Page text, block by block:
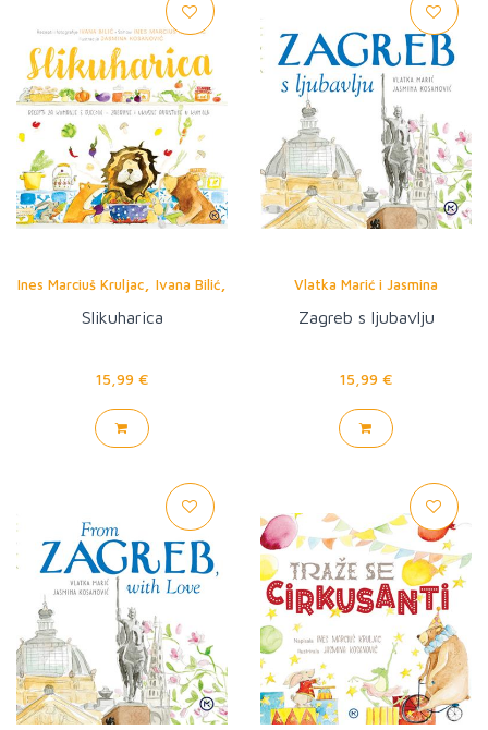
Ines Marciuš Kruljac, Ivana Bilić,
Jasmina Kosanović
Slikuharica
15,99 €
Vlatka Marić i Jasmina
Kosanović
Zagreb s ljubavlju
15,99 €